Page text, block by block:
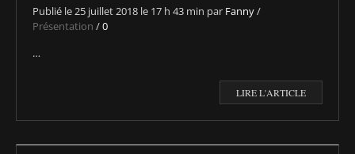
Publié le25 juillet 2018 le 17 h 43 min par Fanny/
Présentation /0
…
LIRE L'ARTICLE